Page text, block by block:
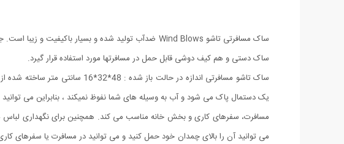
ساک دستی و هم کیف دوشی قابل حمل در مسافرتها مورد استفاده قرار گیرد.
ساک تاشو مسافرتی اندازه در
یک دستمال پاک می شود و آب به وسیله های شما نفوظ نمیکند ، بنابراین می
می توانید آن را بالای چمدان خود حمل کنید و می توانید در مسافرت یا سفرهای